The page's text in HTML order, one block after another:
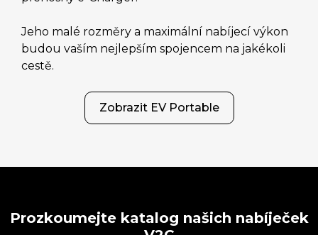
Jeho malé rozměry a maximální nabíjecí výkon
budou vaším nejlepším spojencem na jakékoli
cestě.
Zobrazit EV Portable
Prozkoumejte katalog našich nabíječek